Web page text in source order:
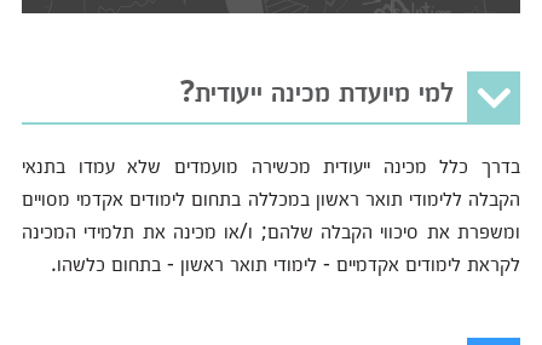
למי מיועדת מכינה ייעודית?
בדרך כלל מכינה ייעודית מכשירה מועמדים שלא עמדו בתנאי
הקבלה ללימודי תואר ראשון במכללה בתחום לימודים אקדמי מסויים
ומשפרת את סיכווי הקבלה שלהם; ו/או מכינה את תלמידי המכינה
לקראת לימודים אקדמיים - לימודי תואר ראשון - בתחום כלשהו.